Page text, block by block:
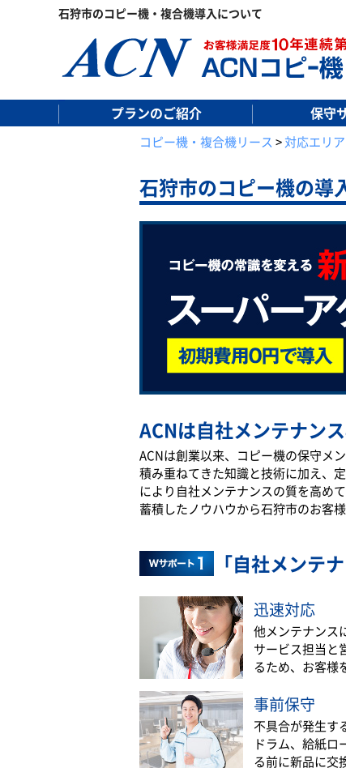
石狩市のコピー機・複合機導入について
プランのご紹介 保守
コピー機・複合機リース >対応エリ
石狩市のコピー機の導
ACNは自社メンテナン
ACNは創業以来、コピー機の保守メ
積み重ねてきた知識と技術に加え、
により自社メンテナンスの質を高めて
蓄積したノウハウから石狩市のお客
「自社メンテ
迅速対応
他メンテナンス
サービス担当と
るため、お客様
事前保守
不具合が発生す
ドラム、給紙ロ
る前に新品に交